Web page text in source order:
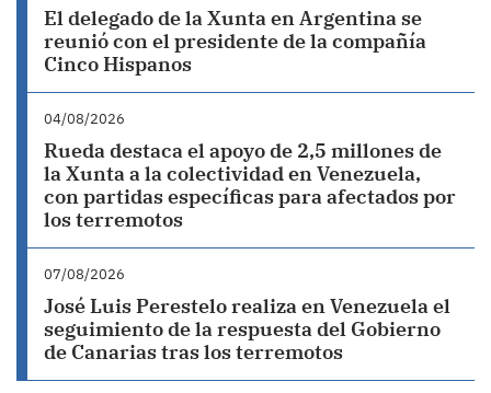
El delegado de la Xunta en Argentina se
reunió con el presidente de la compañía
Cinco Hispanos
04/08/2026
Rueda destaca el apoyo de 2,5 millones de
la Xunta a la colectividad en Venezuela,
con partidas específicas para afectados por
los terremotos
07/08/2026
José Luis Perestelo realiza en Venezuela el
seguimiento de la respuesta del Gobierno
de Canarias tras los terremotos